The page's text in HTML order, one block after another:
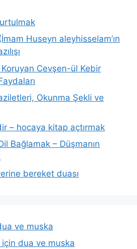
Huseyn aleyhisselam’ın
Koruyan Cevşen-ül Kebir
Okunma Şekli ve
– hocaya kitap açtırmak
Bağlamak – Düşmanın
bereket duası
ve muska
dua ve muska